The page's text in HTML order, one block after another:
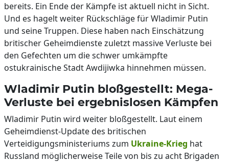
bereits. Ein Ende der Kämpfe ist aktuell nicht in Sicht.
Und es hagelt weiter Rückschläge für Wladimir Putin
und seine Truppen. Diese haben nach Einschätzung
britischer Geheimdienste zuletzt massive Verluste bei
den Gefechten um die schwer umkämpfte
ostukrainische Stadt Awdijiwka hinnehmen müssen.
Wladimir Putin bloßgestellt: Mega-
Verluste bei ergebnislosen Kämpfen
Wladimir Putin wird weiter bloßgestellt. Laut einem
Geheimdienst-Update des britischen
Verteidigungsministeriums zum Ukraine-Krieg hat
Russland möglicherweise Teile von bis zu acht Brigaden